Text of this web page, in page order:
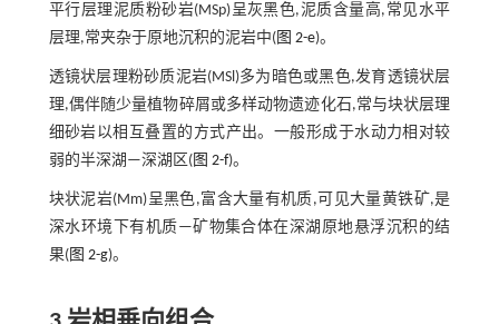
平行层理泥质粉砂岩(MSp)呈灰黑色,泥质含量高,常见水平
层理,常夹杂于原地沉积的泥岩中(图 2-e)。
透镜状层理粉砂质泥岩(MSl)多为暗色或黑色,发育透镜状层
理,偶伴随少量植物碎屑或多样动物遗迹化石,常与块状层理
细砂岩以相互叠置的方式产出。一般形成于水动力相对较
弱的半深湖—深湖区(图 2-f)。
块状泥岩(Mm)呈黑色,富含大量有机质,可见大量黄铁矿,是
深水环境下有机质—矿物集合体在深湖原地悬浮沉积的结
果(图 2-g)。